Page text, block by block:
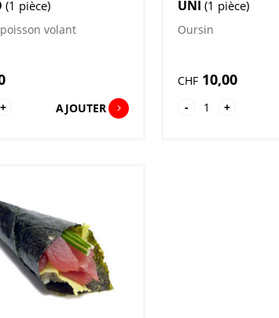
(1 pièce)
volant
+ AJOUTER
UNI (1 pièce)
Oursin
CHF 10,00
-
quantité
+